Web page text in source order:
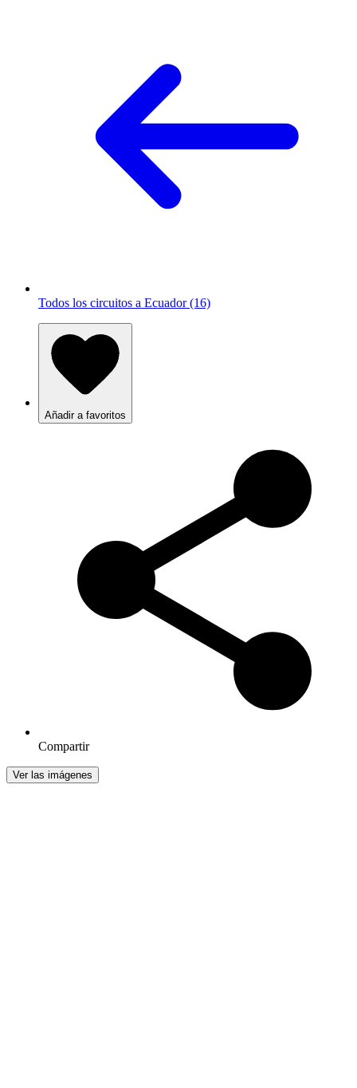
Todos los circuitos a Ecuador (16)
Añadir a favoritos
Compartir
Ver las imágenes